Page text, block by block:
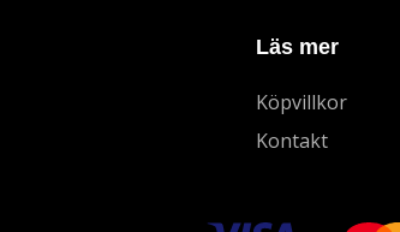
Läs mer
Köpvillkor
Kontakt